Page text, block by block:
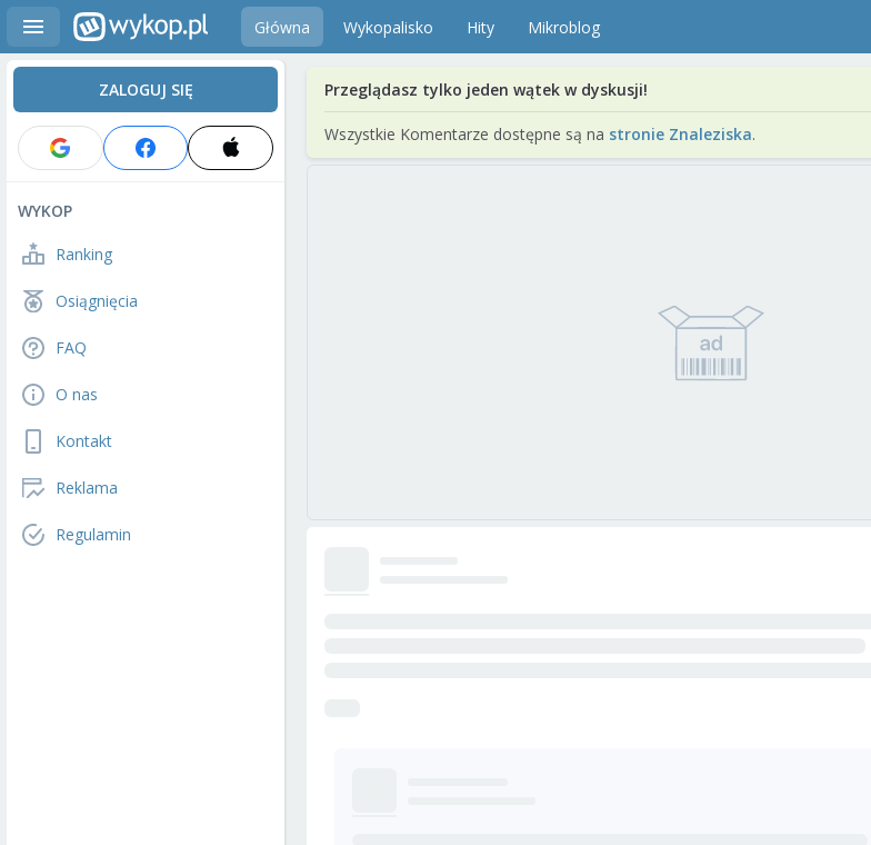
Główna Wykopalisko Hity Mikroblog
ZALOGUJ SIĘ
WYKOP
Ranking
Osiągnięcia
FAQ
O nas
Kontakt
Reklama
Regulamin
Przeglądasz tylko jeden wątek w dyskusji!
Wszystkie Komentarze dostępne są na stronie Znaleziska.